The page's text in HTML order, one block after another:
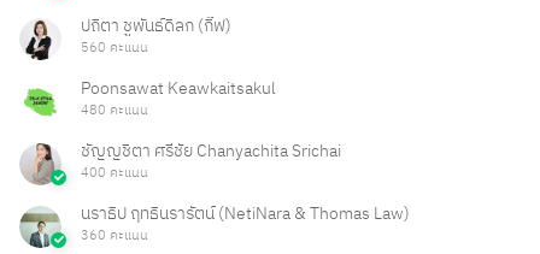
ปัญหาพนักงานติดโควิด แต่ไม่ยอมบอก
Timeline แบบนี้สามารถเลิกจ้างได้หรือไม่
เพราะทำให้พนักงานในไลน์ติดเชื้อ และเป็นผู้
เสี่ยงสูง และต้องปิดไลน์การผลิตไป 14 วัน
13 มกราคม 2022 00:05 น.
ปถิตา ชูพันธ์ดิลก (กิ๊ฟ)
560 คะแนน
Poonsawat Keawkaitsakul
480 คะแนน
ชัญญชิตา ศรีชัย Chanyachita Srichai
400 คะแนน
นราธิป ฤทธินรารัตน์ (NetiNara & Thomas Law)
360 คะแนน